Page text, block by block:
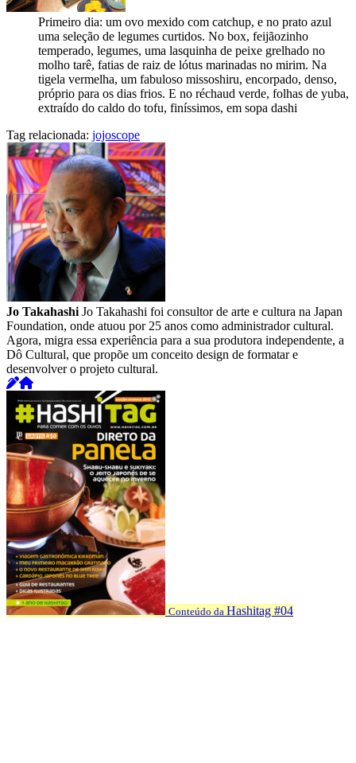
Primeiro dia: um ovo mexido com catchup, e no prato azul
uma seleção de legumes curtidos. No box, feijãozinho
temperado, legumes, uma lasquinha de peixe grelhado no
molho tarê, fatias de raiz de lótus marinadas no mirim. Na
tigela vermelha, um fabuloso missoshiru, encorpado, denso,
próprio para os dias frios. E no réchaud verde, folhas de yuba,
extraído do caldo do tofu, finíssimos, em sopa dashi
Tag relacionada: jojoscope
Jo Takahashi Jo Takahashi foi consultor de arte e cultura na Japan
Foundation, onde atuou por 25 anos como administrador cultural.
Agora, migra essa experiência para a sua produtora independente, a
Dô Cultural, que propõe um conceito design de formatar e
desenvolver o projeto cultural.
Conteúdo da Hashitag #04